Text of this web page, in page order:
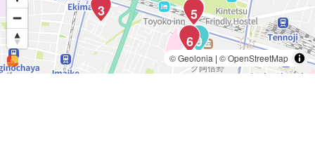
9
7
6
5
3